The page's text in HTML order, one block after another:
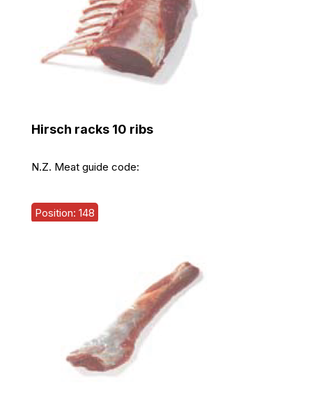
Hirsch racks 10 ribs
N.Z. Meat guide code:
Position: 148